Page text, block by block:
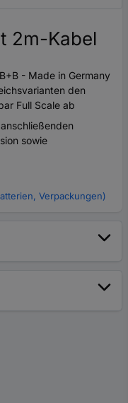
2m-Kabel
- Made in Germany
den
Full Scale ab
sowie
Verpackungen)